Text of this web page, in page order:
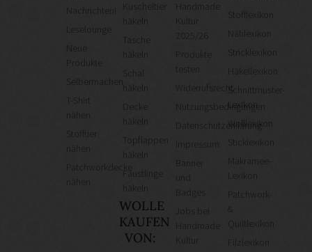
Nachrichten!
Leselounge
Neue
Produkte
Selbermachen
T-Shirt
Stofftier
Patchworkdecke
Kuscheltier
häkeln
Tasche
häkeln
häkeln
Topflappen
häkeln
Fäustlinge
häkeln
WOLLE
KAUFEN
VON:
Kultur
2025/26
Produkte
testen
Widerrufsrecht
Nutzungsbedingungen
Datenschutzerklärung
Kultur
Stofflexikon
Nählexikon
Stricklexikon
Häkellexikon
Schnittmuster-
Lexikon
Wolllexikon
Sticklexikon
Makramee-
Lexikon
Patchwork-
&
Quiltlexikon